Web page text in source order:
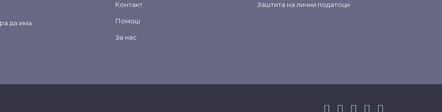
да има
Контакт
Помош
За нас
Заштита на лични податоци